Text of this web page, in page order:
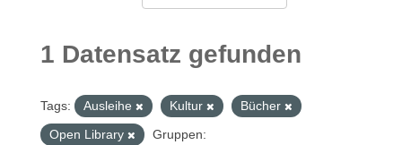
1 Datensatz gefunden
Tags: Ausleihe Kultur
Bücher
Open Library
Gruppen: